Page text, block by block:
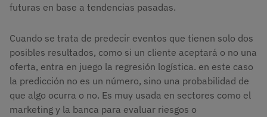
futuras en base a tendencias pasadas.
Cuando se trata de predecir eventos que tienen solo dos
posibles resultados, como si un cliente aceptará o no una
oferta, entra en juego la regresión logística. en este caso
la predicción no es un número, sino una probabilidad de
que algo ocurra o no. Es muy usada en sectores como el
marketing y la banca para evaluar riesgos o